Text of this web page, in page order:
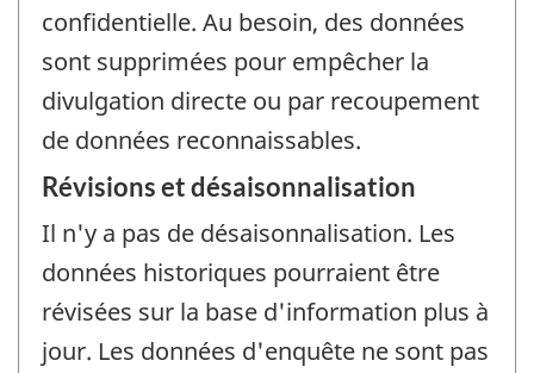
confidentielle. Au besoin, des données
sont supprimées pour empêcher la
divulgation directe ou par recoupement
de données reconnaissables.
Révisions et désaisonnalisation
Il n'y a pas de désaisonnalisation. Les
données historiques pourraient être
révisées sur la base d'information plus à
jour. Les données d'enquête ne sont pas